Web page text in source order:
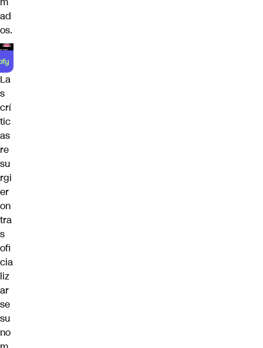
ad
os.
La
s
crí
tic
as
re
su
rgi
er
on
tra
s
ofi
cia
liz
ar
se
su
no